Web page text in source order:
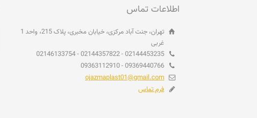
اطلاعات تماس
تهران، جنت آباد مرکزی، خیابان مخبری، پلاک 215، واحد 1
غربی
02144453235 - 02144357822 - 02146133754
09369440766 - 09363112910
ojazmaplast01@gmail.com
فرم تماس